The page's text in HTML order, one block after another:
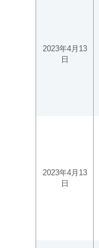
2023年4月13
日
2023年4月13
日